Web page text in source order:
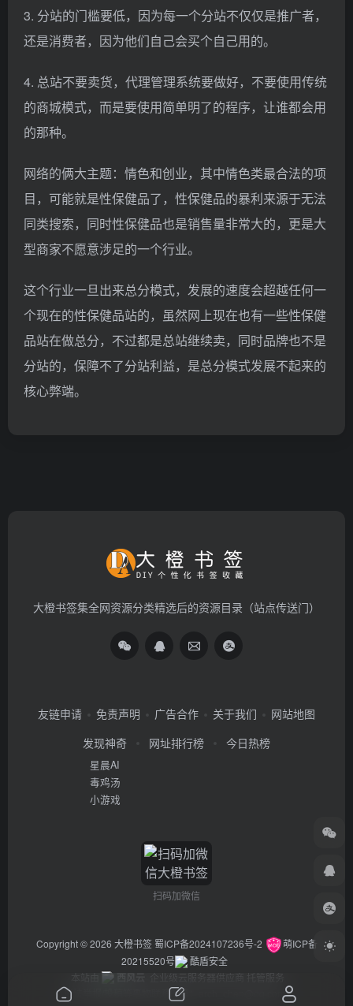
3. 分站的门槛要低，因为每一个分站不仅仅是推广者，
还是消费者，因为他们自己会买个自己用的。
4. 总站不要卖货，代理管理系统要做好，不要使用传统
的商城模式，而是要使用简单明了的程序，让谁都会用
的那种。
网络的俩大主题：情色和创业，其中情色类最合法的项
目，可能就是性保健品了，性保健品的暴利来源于无法
同类搜索，同时性保健品也是销售量非常大的，更是大
型商家不愿意涉足的一个行业。
这个行业一旦出来总分模式，发展的速度会超越任何一
个现在的性保健品站的，虽然网上现在也有一些性保健
品站在做总分，不过都是总站继续卖，同时品牌也不是
分站的，保障不了分站利益，是总分模式发展不起来的
核心弊端。
大橙书签集全网资源分类精选后的资源目录（站点传送门）
友链申请 免责声明 广告合作 关于我们
网站地图
发现神奇
星晨AI
毒鸡汤
小游戏
网址排行榜 今日热榜
扫码加微信
Copyright © 2026 大橙书签 蜀ICP备2024107236号-2
萌ICP备
20215520号
酷盾安全
本站由
西风云 企业级云服务器供应商 托管服务
违法举报/投稿等事物联系邮箱：arch_chen@qq.com